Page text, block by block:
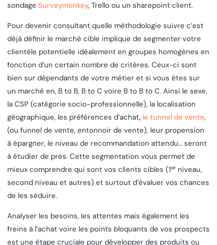
sondage Surveymonkey, Trello ou un sharepoint client.
Pour devenir consultant quelle méthodologie suivre c’est
déjà définir le marché cible implique de segmenter votre
clientèle potentielle idéalement en groupes homogènes en
fonction d’un certain nombre de critères. Ceux-ci sont
bien sur dépendants de votre métier et si vous êtes sur
un marché en, B to B, B to C voire B to B to C. Ainsi le sexe,
la CSP (catégorie socio-professionnelle), la localisation
géographique, les préférences d’achat, le tunnel de vente,
(ou funnel de vente, entonnoir de vente), leur propension
à épargner, le niveau de recommandation attendu… seront
à étudier de prés. Cette segmentation vous permet de
mieux comprendre qui sont vos clients cibles (1er niveau,
second niveau et autres) et surtout d’évaluer vos chances
de les séduire.
Analyser les besoins, les attentes mais également les
freins à l’achat voire les points bloquants de vos prospects
est une étape cruciale pour développer des produits ou